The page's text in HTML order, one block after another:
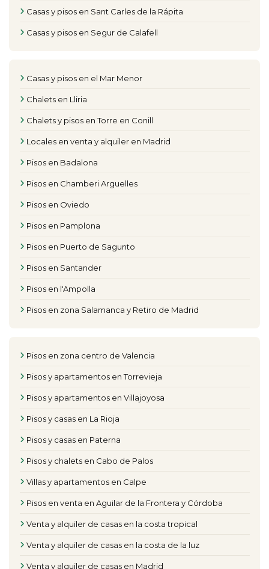
Casas y pisos en Sant Carles de la Rápita
Casas y pisos en Segur de Calafell
Casas y pisos en el Mar Menor
Chalets en Lliria
Chalets y pisos en Torre en Conill
Locales en venta y alquiler en Madrid
Pisos en Badalona
Pisos en Chamberi Arguelles
Pisos en Oviedo
Pisos en Pamplona
Pisos en Puerto de Sagunto
Pisos en Santander
Pisos en l'Ampolla
Pisos en zona Salamanca y Retiro de Madrid
Pisos en zona centro de Valencia
Pisos y apartamentos en Torrevieja
Pisos y apartamentos en Villajoyosa
Pisos y casas en La Rioja
Pisos y casas en Paterna
Pisos y chalets en Cabo de Palos
Villas y apartamentos en Calpe
Pisos en venta en Aguilar de la Frontera y Córdoba
Venta y alquiler de casas en la costa tropical
Venta y alquiler de casas en la costa de la luz
Venta y alquiler de casas en Madrid